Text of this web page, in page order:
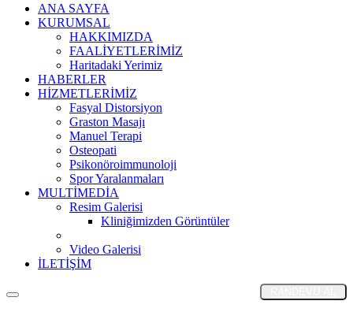
ANA SAYFA
KURUMSAL
HAKKIMIZDA
FAALİYETLERİMİZ
Haritadaki Yerimiz
HABERLER
HİZMETLERİMİZ
Fasyal Distorsiyon
Graston Masajı
Manuel Terapi
Osteopati
Psikonöroimmunoloji
Spor Yaralanmaları
MULTİMEDİA
Resim Galerisi
Kliniğimizden Görüntüler
Video Galerisi
İLETİŞİM